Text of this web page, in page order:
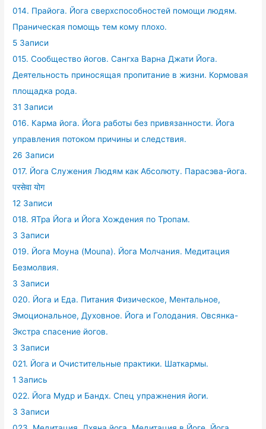
014. Прайога. Йога сверхспособностей помощи людям.
Праническая помощь тем кому плохо.
5 Записи
015. Сообщество йогов. Сангха Варна Джати Йога.
Деятельность приносящая пропитание в жизни. Кормовая
площадка рода.
31 Записи
016. Карма йога. Йога работы без привязанности. Йога
управления потоком причины и следствия.
26 Записи
017. Йога Служения Людям как Абсолюту. Парасэва-йога.
परसेवा योग
12 Записи
018. ЯТра Йога и Йога Хождения по Тропам.
3 Записи
019. Йога Моуна (Mouna). Йога Молчания. Медитация
Безмолвия.
3 Записи
020. Йога и Еда. Питания Физическое, Ментальное,
Эмоциональное, Духовное. Йога и Голодания. Овсянка-
Экстра спасение йогов.
3 Записи
021. Йога и Очистительные практики. Шаткармы.
1 Запись
022. Йога Мудр и Бандх. Спец упражнения йоги.
3 Записи